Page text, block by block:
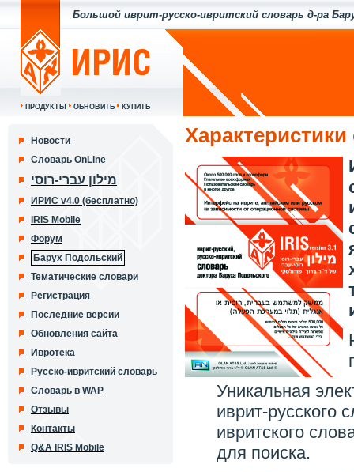
Большой иврит-русско-ивритский словарь д-ра
ПРОДУКТЫ ОБНОВИТЬ КУПИТЬ
Новости
Словарь OnLine
מילון עברי-רוסי
ИРИС v4.0 (бесплатно)
IRIS Mobile
Форум
Барух Подольский
Тематические словари
Регистрация
Последние версии
Обновления сайта
Ивротека
Русско-ивритский словарь
Словарь в WAP
Отзывы
Контакты
Q&A IRIS Mobile
Уникальная
иврит-русского
ивритского
для поиска.